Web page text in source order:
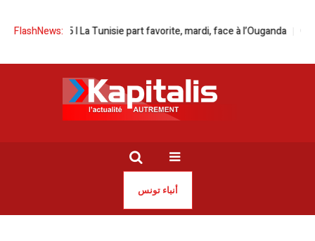
FlashNews:
CAN 2025 l La Tunisie part favorite, mardi, face à l’Ouganda CAN
أنباء تونس